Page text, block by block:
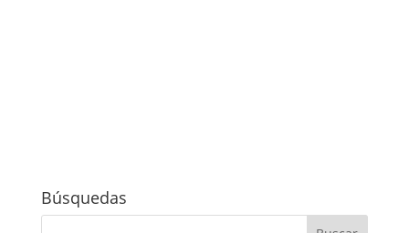
Búsquedas